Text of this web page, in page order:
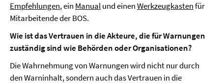
Empfehlungen, ein Manualund einenWerkzeugkastenfür
Mitarbeitende der BOS.
Wie ist das Vertrauen in die Akteure, die für Warnungen
zuständig sind wie Behörden oder Organisationen?
Die Wahrnehmung von Warnungen wird nicht nur durch
den Warninhalt, sondern auch das Vertrauen in die